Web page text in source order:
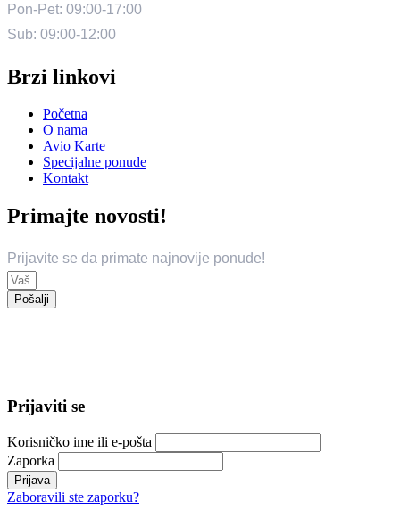
Pon-Pet: 09:00-17:00
Sub: 09:00-12:00
Brzi linkovi
Početna
O nama
Avio Karte
Specijalne ponude
Kontakt
Primajte novosti!
Prijavite se da primate najnovije ponude!
Pošalji
Prijaviti se
Korisničko ime ili e-pošta
Zaporka
Zaboravili ste zaporku?